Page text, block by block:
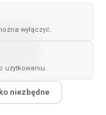
Webpacka?
wyłączyć.
użytkowaniu.
niezbędne